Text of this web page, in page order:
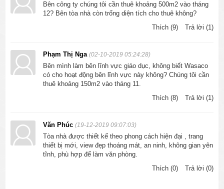
Bên công ty chúng tôi cần thuê khoảng 500m2 vào tháng
12? Bên tòa nhà còn trống diện tích cho thuê không?
Thích (9)
Trả lời (1)
Phạm Thị Nga(02-10-2019 05:24:28)
Bên mình làm bên lĩnh vực giáo dục, không biết Wasaco
có cho hoạt động bên lĩnh vực này không? Chúng tôi cần
thuê khoảng 150m2 vào tháng 11.
Thích (8)
Trả lời (1)
Văn Phúc(19-12-2019 09:07:03)
Tòa nhà được thiết kế theo phong cách hiện đại , trang
thiết bị mới, view đẹp thoáng mát, an ninh, không gian yên
tĩnh, phù hợp để làm văn phòng.
Thích (0)
Trả lời (0)